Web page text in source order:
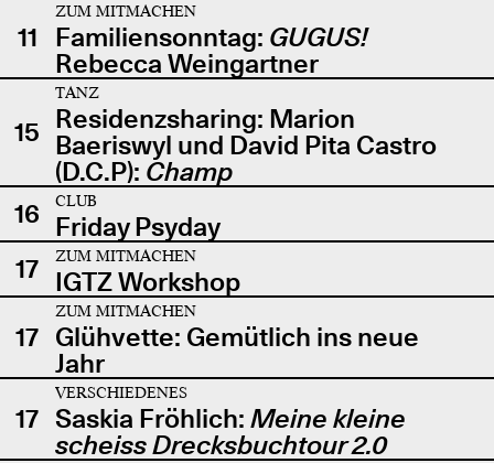
11
ZUM MITMACHEN
Familiensonntag: GUGUS!
Rebecca Weingartner
15
TANZ
Residenzsharing: Marion
Baeriswyl und David Pita Castro
(D.C.P): Champ
16
CLUB
Friday Psyday
17
ZUM MITMACHEN
IGTZ Workshop
17
ZUM MITMACHEN
Glühvette: Gemütlich ins neue
Jahr
17
VERSCHIEDENES
Saskia Fröhlich: Meine kleine
scheiss Drecksbuchtour 2.0